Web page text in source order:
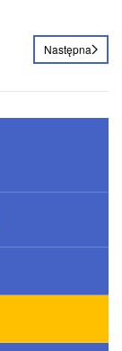
Następna